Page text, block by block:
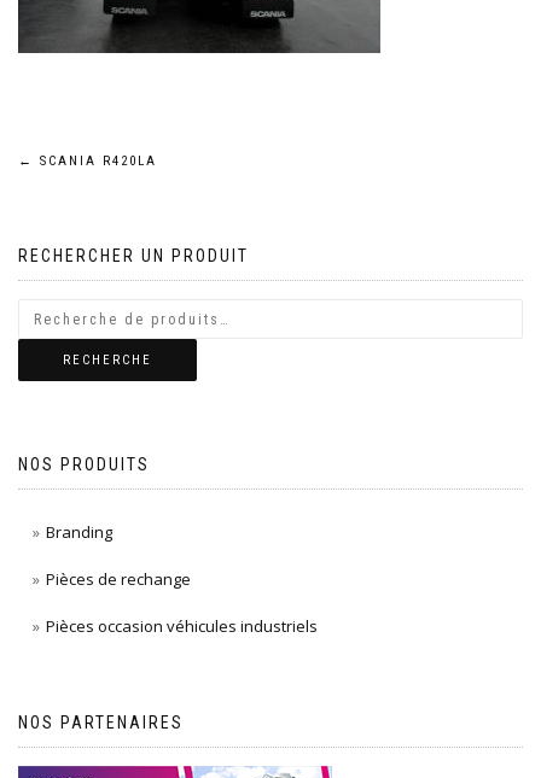
Navigation
l’article
← SCANIA R420LA
RECHERCHER UN PRODUIT
RECHERCHE
NOS PRODUITS
Branding
Pièces de rechange
Pièces occasion véhicules industriels
NOS PARTENAIRES